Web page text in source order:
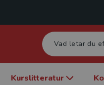
Kurslitteratur